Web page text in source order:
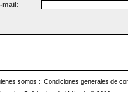
mail:
somos :: Condiciones generales de